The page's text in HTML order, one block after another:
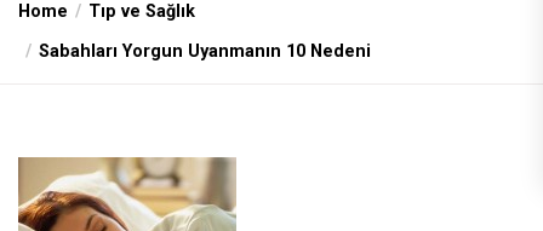
Home
Tıp ve Sağlık
Sabahları Yorgun Uyanmanın 10 Nedeni